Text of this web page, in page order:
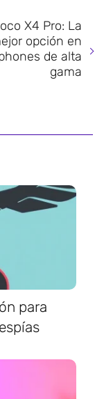
X4 Pro: La
opción en
de alta
gama
para